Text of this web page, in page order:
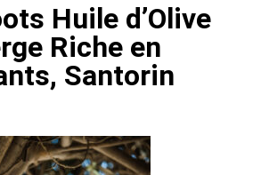
Huile d’Olive
Riche en
Santorin